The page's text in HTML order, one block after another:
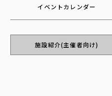
イベントカレンダー
施設紹介(主催者向け)